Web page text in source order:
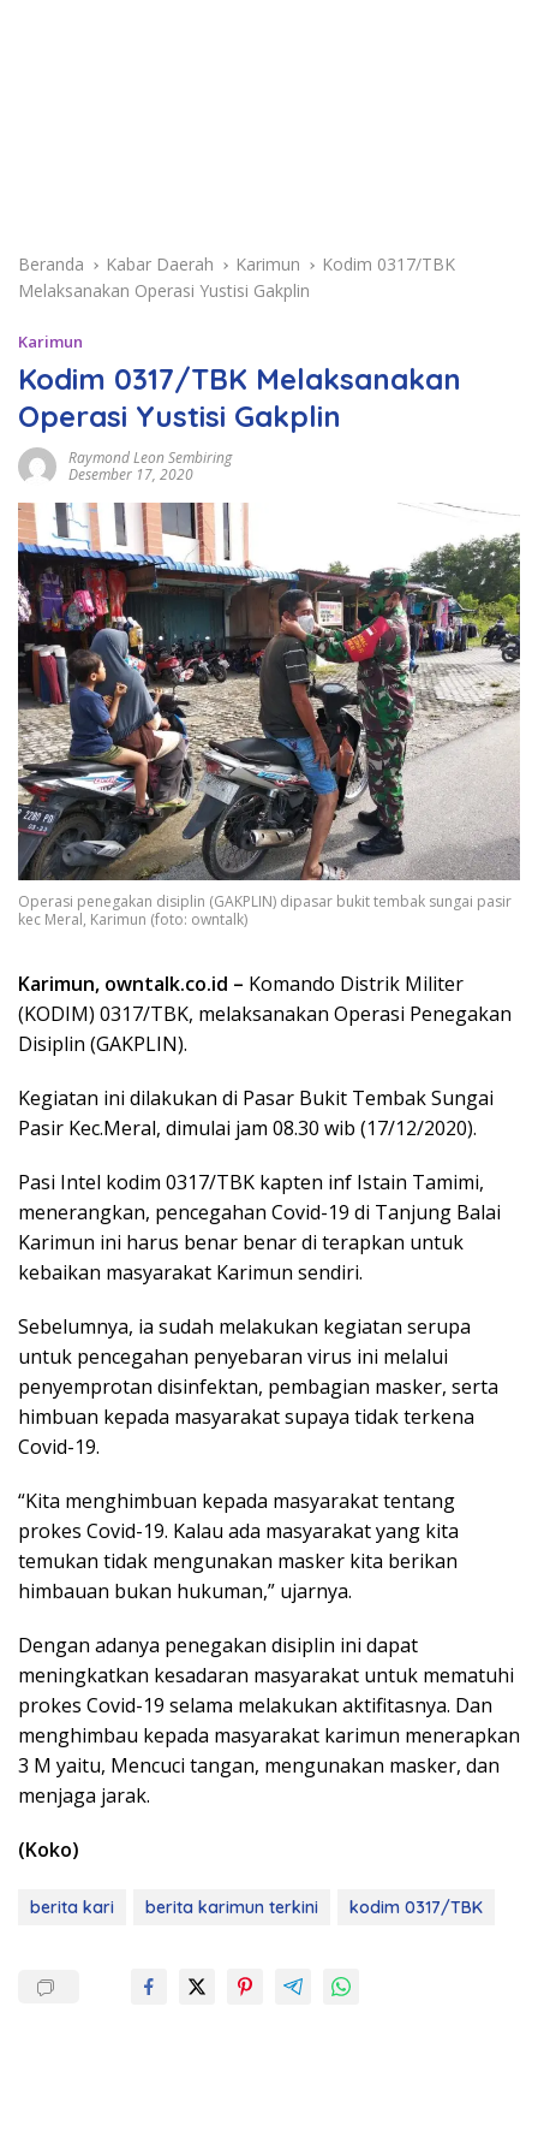
Beranda Kabar Daerah Karimun
Kodim 0317/TBK
Melaksanakan Operasi Yustisi Gakplin
Karimun
Kodim 0317/TBK Melaksanakan
Operasi Yustisi Gakplin
Raymond Leon Sembiring
Desember 17, 2020
Operasi penegakan disiplin (GAKPLIN) dipasar bukit tembak sungai pasir
kec Meral, Karimun (foto: owntalk)
Karimun, owntalk.co.id – Komando Distrik Militer
(KODIM) 0317/TBK, melaksanakan Operasi Penegakan
Disiplin (GAKPLIN).
Kegiatan ini dilakukan di Pasar Bukit Tembak Sungai
Pasir Kec.Meral, dimulai jam 08.30 wib (17/12/2020).
Pasi Intel kodim 0317/TBK kapten inf Istain Tamimi,
menerangkan, pencegahan Covid-19 di Tanjung Balai
Karimun ini harus benar benar di terapkan untuk
kebaikan masyarakat Karimun sendiri.
Sebelumnya, ia sudah melakukan kegiatan serupa
untuk pencegahan penyebaran virus ini melalui
penyemprotan disinfektan, pembagian masker, serta
himbuan kepada masyarakat supaya tidak terkena
Covid-19.
“Kita menghimbuan kepada masyarakat tentang
prokes Covid-19. Kalau ada masyarakat yang kita
temukan tidak mengunakan masker kita berikan
himbauan bukan hukuman,” ujarnya.
Dengan adanya penegakan disiplin ini dapat
meningkatkan kesadaran masyarakat untuk mematuhi
prokes Covid-19 selama melakukan aktifitasnya. Dan
menghimbau kepada masyarakat karimun menerapkan
3 M yaitu, Mencuci tangan, mengunakan masker, dan
menjaga jarak.
(Koko)
berita kari berita karimun terkini kodim 0317/TBK